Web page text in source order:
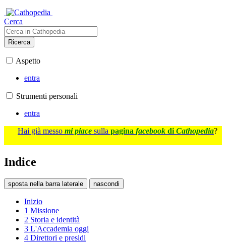
Cerca
Ricerca
Aspetto
entra
Strumenti personali
entra
Hai già messo mi piace sulla pagina facebook di Cathopedia?
Indice
sposta nella barra laterale nascondi
Inizio
1 Missione
2 Storia e identità
3 L'Accademia oggi
4 Direttori e presidi